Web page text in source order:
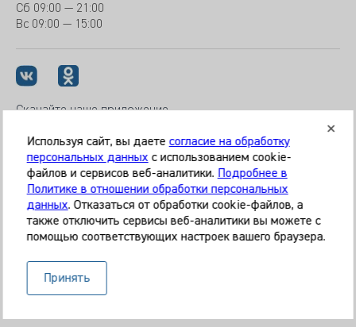
Сб 09:00 — 21:00
Вс 09:00 — 15:00
Скачайте наше приложение
© 2026 Клиника «МЕДИКАЛ ОН ГРУП»
Все права защищены
Информация, представленная на сайте, является
постановки диагноза, назначения лечения. Необходима
очная консультация специалиста. Используя данный сайт,
вы даёте согласие на обработку ваших данных сервисом
Используя сайт, вы даете согласие на обработку
персональных данныхс использованием cookie-
файлов и сервисов веб-аналитики. Подробнее в
Политике в отношении обработки персональных
данных. Отказаться от обработки cookie-файлов, а
также отключить сервисы веб-аналитики вы можете с
помощью соответствующих настроек вашего браузера.
Принять